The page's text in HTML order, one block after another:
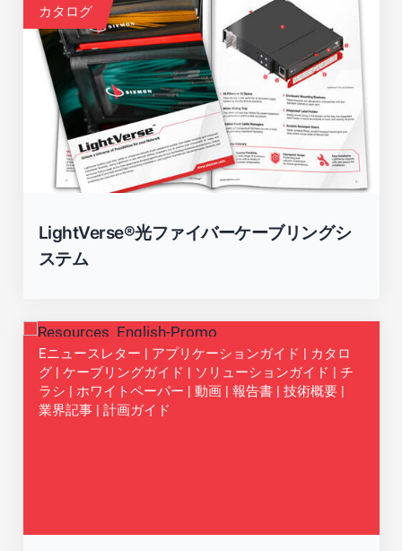
カタログ
LightVerse®光ファイバーケーブリングシ
ステム
Eニュースレター | アプリケーションガイド | カタロ
グ | ケーブリングガイド | ソリューションガイド | チ
ラシ | ホワイトペーパー | 動画 | 報告書 | 技術概要 |
業界記事 | 計画ガイド